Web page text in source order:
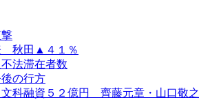
秋田▲４１％
法滞在者数
の行方
科融資５２億円 齊藤元章・山口敬之